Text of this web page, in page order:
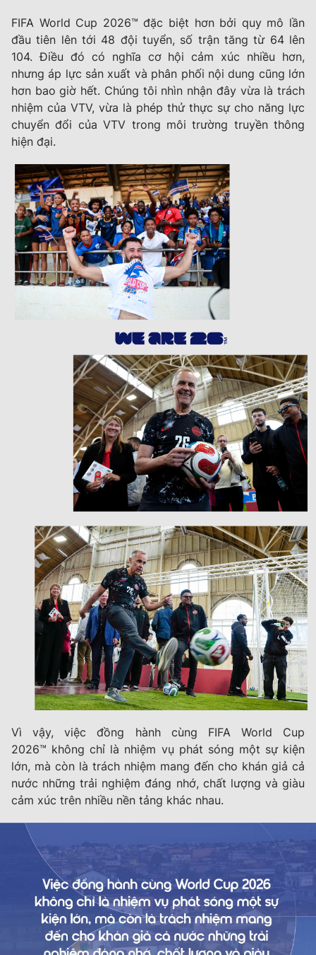
FIFA World Cup 2026™ đặc biệt hơn bởi quy mô lần
đầu tiên lên tới 48 đội tuyển, số trận tăng từ 64 lên
104. Điều đó có nghĩa cơ hội cảm xúc nhiều hơn,
nhưng áp lực sản xuất và phân phối nội dung cũng lớn
hơn bao giờ hết. Chúng tôi nhìn nhận đây vừa là trách
nhiệm của VTV, vừa là phép thử thực sự cho năng lực
chuyển đổi của VTV trong môi trường truyền thông
hiện đại.
Vì vậy, việc đồng hành cùng FIFA World Cup
2026™ không chỉ là nhiệm vụ phát sóng một sự kiện
lớn, mà còn là trách nhiệm mang đến cho khán giả cả
nước những trải nghiệm đáng nhớ, chất lượng và giàu
cảm xúc trên nhiều nền tảng khác nhau.